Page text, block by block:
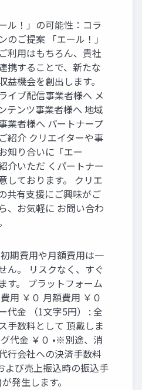
ル！」の可能性：コラ
のご提案 「エール！」
利用はもちろん、貴社
携することで、新たな
益機会を創出します。
イブ配信事業者様へ メ
テンツ事業者様へ 地域
業者様へ パートナープ
紹介 クリエイターや事
知り合いに「エー
介いただ くパートナー
しております。 クリエ
共有支援にご興味がご
、お気軽に お問い合わ
期費用や月額費用は一
ん。 リスクなく、すぐ
す。 プラットフォーム
用 ￥０ 月額費用 ￥０
代金 （1文字5円） : 全
手数料として 頂戴しま
代金 ￥０ •※別途、消
行会社への決済手数料
よび売上振込時の振込手
発生します。